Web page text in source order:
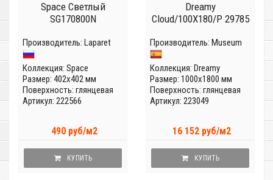
Space Светлый
SG170800N
Производитель: Laparet
Коллекция: Space
Размер: 402x402 мм
Поверхность: глянцевая
Артикул: 222566
490 руб/м2
КУПИТЬ
Dreamy
Cloud/100X180/P 29785
Производитель: Museum
Коллекция: Dreamy
Размер: 1000x1800 мм
Поверхность: глянцевая
Артикул: 223049
16 152 руб/м2
КУПИТЬ